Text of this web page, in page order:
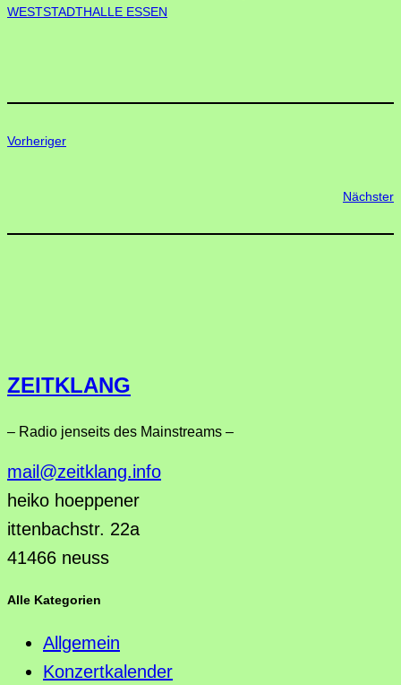
WESTSTADTHALLE ESSEN
Vorheriger
Nächster
ZEITKLANG
– Radio jenseits des Mainstreams –
mail@zeitklang.info
heiko hoeppener
ittenbachstr. 22a
41466 neuss
Alle Kategorien
Allgemein
Konzertkalender